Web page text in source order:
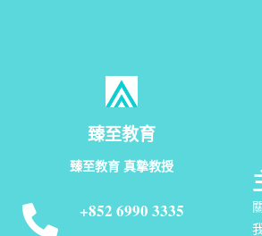
臻至教育
臻至教育 真摯教授
+852 6990 3335